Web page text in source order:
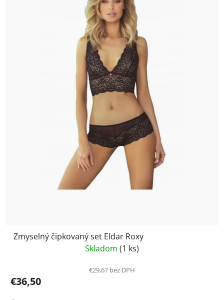
Zmyselný čipkovaný set Eldar Roxy
Skladom (1 ks)
€29,67 bez DPH
€36,50